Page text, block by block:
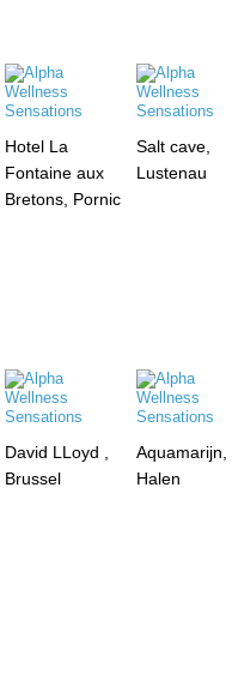
Hotel La
Fontaine aux
Bretons, Pornic
Salt cave,
Lustenau
David LLoyd ,
Brussel
Aquamarijn,
Halen